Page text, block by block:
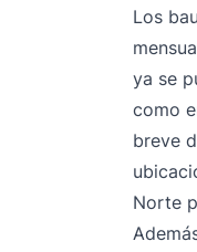
Los
ya se
como
breve
Norte